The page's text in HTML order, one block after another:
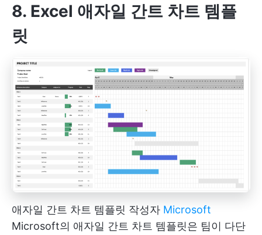
8. Excel 애자일 간트 차트 템플
릿
애자일 간트 차트 템플릿 작성자 Microsoft
Microsoft의 애자일 간트 차트 템플릿은 팀이 다단